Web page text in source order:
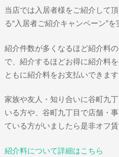
当店では入居者様をご紹介して
る“入居者ご紹介キャンペーン”を
紹介件数が多くなるほど紹介料
で、紹介するほどお得に紹介料
ともに紹介料をお支払いできます
家族や友人・知り合いに谷町九
いる方や、谷町九丁目で店舗・
ている方がいましたら是非オフ
紹介料について詳細はこちら